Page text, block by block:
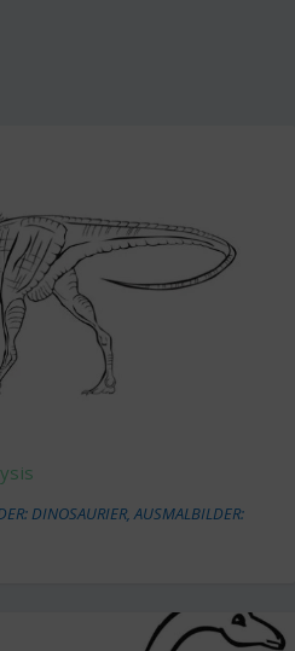
DINOSAURIER,AUSMALBILDER: